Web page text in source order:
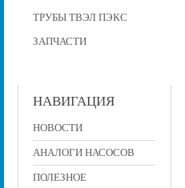
ТРУБЫ ТВЭЛ ПЭКС
ЗАПЧАСТИ
НАВИГАЦИЯ
НОВОСТИ
АНАЛОГИ НАСОСОВ
ПОЛЕЗНОЕ